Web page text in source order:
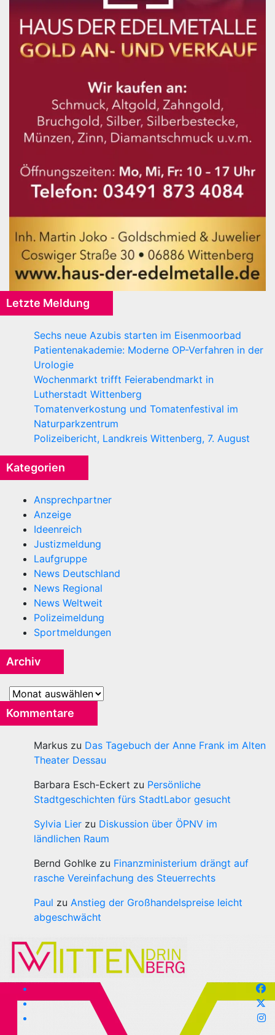
Letzte Meldung
Sechs neue Azubis starten im Eisenmoorbad
Patientenakademie: Moderne OP-Verfahren in der
Urologie
Wochenmarkt trifft Feierabendmarkt in
Lutherstadt Wittenberg
Tomatenverkostung und Tomatenfestival im
Naturparkzentrum
Polizeibericht, Landkreis Wittenberg, 7. August
Kategorien
Ansprechpartner
Anzeige
Ideenreich
Justizmeldung
Laufgruppe
News Deutschland
News Regional
News Weltweit
Polizeimeldung
Sportmeldungen
Archiv
Archiv
Kommentare
Markus zu Das Tagebuch der Anne Frank im Alten
Theater Dessau
Barbara Esch-Eckert zu Persönliche
Stadtgeschichten fürs StadtLabor gesucht
Sylvia Lier zu Diskussion über ÖPNV im
ländlichen Raum
Bernd Gohlke zu Finanzministerium drängt auf
rasche Vereinfachung des Steuerrechts
Paul zu Anstieg der Großhandelspreise leicht
abgeschwächt